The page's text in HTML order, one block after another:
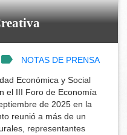
NOTAS DE PRENSA
Económica y Social
el III Foro de Economía
de 2025 en la
reunió a más de un
representantes